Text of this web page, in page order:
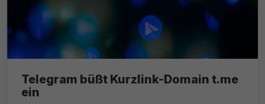
Telegram büßt Kurzlink-Domain t.me
ein